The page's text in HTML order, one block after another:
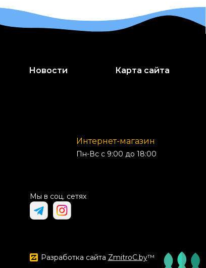
Новости Карта сайта
Интернет-магазин
Пн-Вс с 9:00 до 18:00
Мы в соц. сетях
Разработка сайта ZmitroC.by™